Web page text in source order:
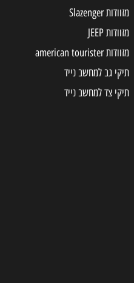
מזוודות Slazenger
מזוודות JEEP
מזוודות american tourister
תיקי גב למחשב נייד
תיקי צד למחשב נייד